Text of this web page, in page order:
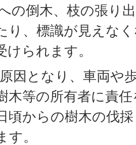
の倒木、枝の張り
り、標識が見えな
けられます。
因となり、車両や
木等の所有者に責
頃からの樹木の伐
す。